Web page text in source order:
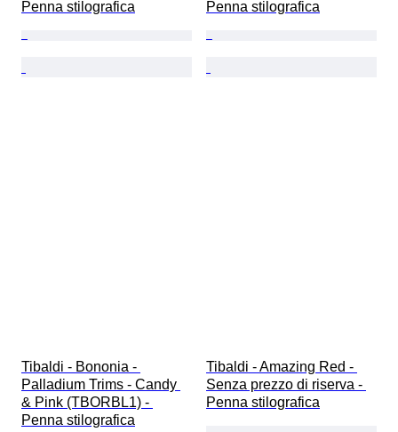
Penna stilografica Penna stilografica
Tibaldi - Bononia -
Palladium Trims - Candy
& Pink (TBORBL1) -
Penna stilografica
Tibaldi - Amazing Red -
Senza prezzo di riserva -
Penna stilografica